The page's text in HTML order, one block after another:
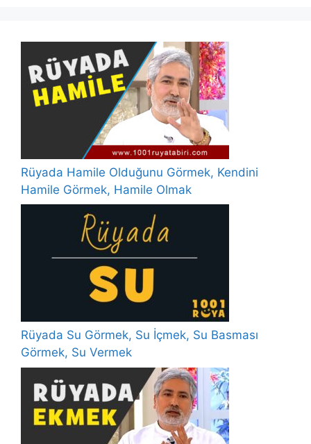
Rüyada Hamile Olduğunu Görmek, Kendini
Hamile Görmek, Hamile Olmak
Rüyada Su Görmek, Su İçmek, Su Basması
Görmek, Su Vermek